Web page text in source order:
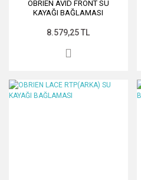
OBRIEN AVID FRONT SU
KAYAĞI BAĞLAMASI
8.579,25 TL